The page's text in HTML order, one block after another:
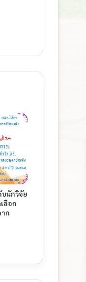
นักวิจัย
ลือก
ก